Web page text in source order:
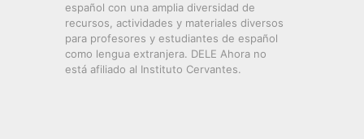
español con una amplia diversidad de
recursos, actividades y materiales diversos
para profesores y estudiantes de español
como lengua extranjera. DELE Ahora no
está afiliado al Instituto Cervantes.